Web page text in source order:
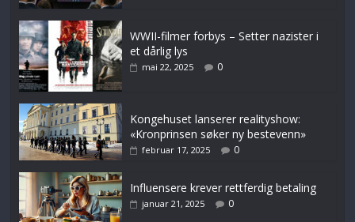
WWII-filmer forbys – Setter nazister i
et dårlig lys
mai 22, 2025 0
Kongehuset lanserer realityshow:
«Kronprinsen søker ny bestevenn»
februar 17, 2025 0
Influensere krever rettferdig betaling
januar 21, 2025 0